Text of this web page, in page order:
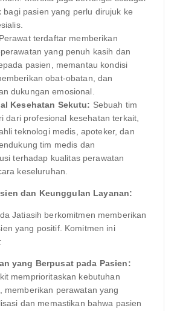
bagi pasien yang perlu dirujuk ke
Perawat terdaftar memberikan
yang penuh kasih dan
pasien, memantau kondisi
obat-obatan, dan
dukungan emosional.
Kesehatan Sekutu: Sebuah tim
dari profesional kesehatan terkait,
teknologi medis, apoteker, dan
tim medis dan
terhadap kualitas perawatan
keseluruhan.
dan Keunggulan Layanan:
Jatiasih berkomitmen memberikan
yang positif. Komitmen ini
yang Berpusat pada Pasien:
memprioritaskan kebutuhan
memberikan perawatan yang
dan memastikan bahwa pasien